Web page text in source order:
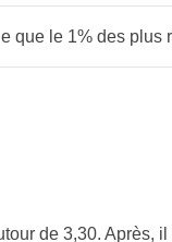
que le 1% des plus
de 3,30. Après,